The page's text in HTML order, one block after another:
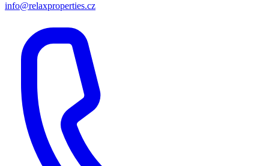
info@relaxproperties.cz